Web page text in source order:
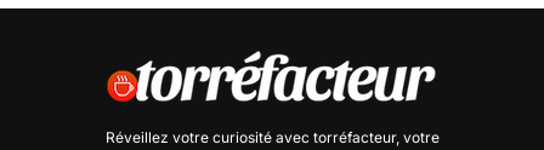
Réveillez votre curiosité avec torréfacteur, votre